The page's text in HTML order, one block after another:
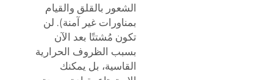
الشعور بالقلق والقيام
بمناورات غير آمنة). لن
تكون مُشتتًا بعد الآن
بسبب الظروف الحرارية
القاسية، بل يمكنك